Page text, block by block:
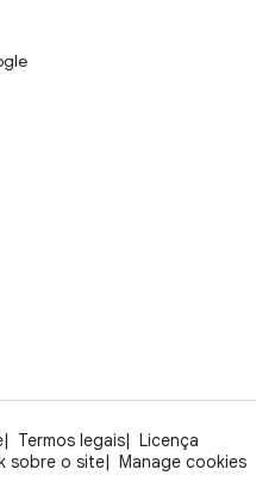
Termos legais
Licença
sobre o site Manage cookies